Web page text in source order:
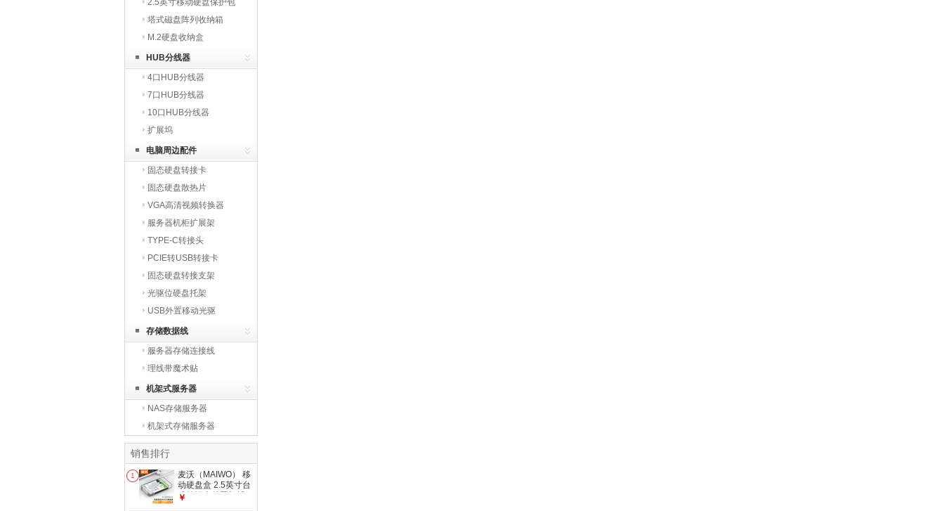
2.5英寸移动硬盘保护包
塔式磁盘阵列收纳箱
M.2硬盘收纳盒
HUB分线器
4口HUB分线器
7口HUB分线器
10口HUB分线器
扩展坞
电脑周边配件
固态硬盘转接卡
固态硬盘散热片
VGA高清视频转换器
服务器机柜扩展架
TYPE-C转接头
PCIE转USB转接卡
固态硬盘转接支架
光驱位硬盘托架
USB外置移动光驱
存储数据线
服务器存储连接线
理线带魔术贴
机架式服务器
NAS存储服务器
机架式存储服务器
销售排行
1
麦沃（MAIWO） 移
动硬盘盒 2.5英寸台
式笔记本外置机械
￥